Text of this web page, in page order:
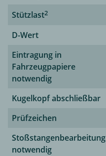
Stützlast2
D-Wert
Eintragung in
Fahrzeugpapiere
notwendig
Kugelkopf abschließbar
Prüfzeichen
Stoßstangenbearbeitung
notwendig